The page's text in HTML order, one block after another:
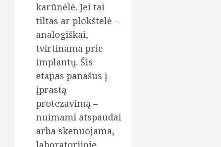
karūnėlė. Jei tai
tiltas ar plokštelė –
analogiškai,
tvirtinama prie
implantų. Šis
etapas panašus į
įprastą
protezavimą –
nuimami atspaudai
arba skenuojama,